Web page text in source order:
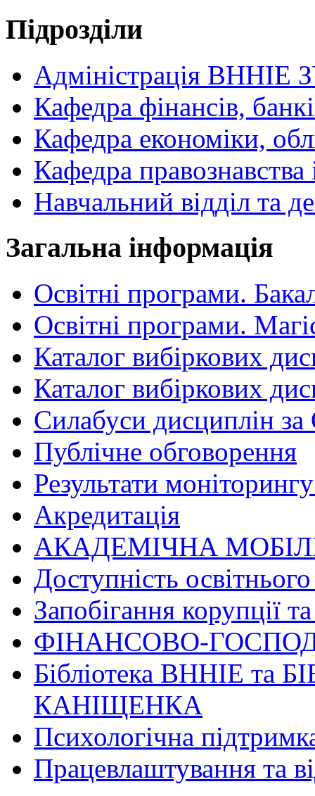
Підрозділи
Адміністрація ВННІЕ
Кафедра фінансів,
Кафедра економіки,
Кафедра
Навчальний відділ та
Загальна інформація
Освітні програми.
Освітні програми.
Каталог вибіркових
Каталог вибіркових
Силабуси дисциплін
Публічне обговорення
Результати
Акредитація
АКАДЕМІЧНА
Доступність
Запобігання корупції
ФІНАНСОВО-
Бібліотека ВННІЕ та
КАНІЩЕНКА
Психологічна
Працевлаштування та